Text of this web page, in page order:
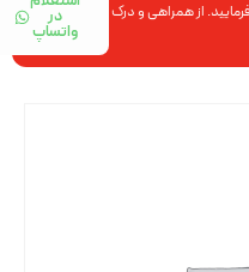
از همراهی و درک
در
واتساپ